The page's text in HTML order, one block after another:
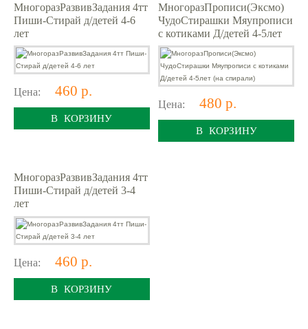
МногоразРазвивЗадания 4тт
Пиши-Стирай д/детей 4-6
лет
Цена: 460 р.
В КОРЗИНУ
МногоразПрописи(Эксмо)
ЧудоСтирашки Мяупрописи
с котиками Д/детей 4-5лет
(на спирали)
Цена: 480 р.
В КОРЗИНУ
МногоразРазвивЗадания 4тт
Пиши-Стирай д/детей 3-4
лет
Цена: 460 р.
В КОРЗИНУ